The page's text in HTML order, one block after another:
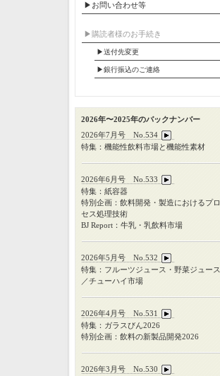
▶お問い合わせ等
▶︎購読者様のお手続き
▶送付先変更
▶︎銀行振込のご連絡
2026年〜2025年のバックナンバー
2026年7月号 No.534
特集：機能性飲料市場と機能性素材
2026年6月号 No.533
特集：紙容器
特別企画：飲料開発・製造におけるプロ
セス処理技術
BJ Report：牛乳・乳飲料市場
2026年5月号 No.532
特集：フルーツジュース・野菜ジュース
／チューハイ市場
2026年4月号 No.531
特集：ガラスびん2026
特別企画：飲料の新製品開発2026
2026年3月号 No.530